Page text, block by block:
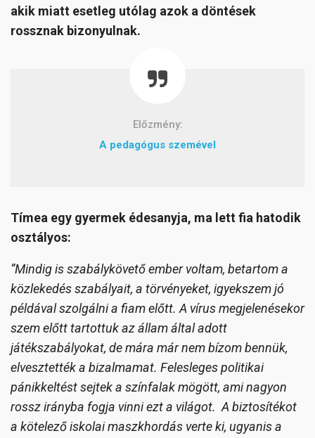
akik miatt esetleg utólag azok a döntések
rossznak bizonyulnak.
Előzmény:
A pedagógus szemével
Tímea egy gyermek édesanyja, ma lett fia hatodik
osztályos:
“Mindig is szabálykövető ember voltam, betartom a
közlekedés szabályait, a törvényeket, igyekszem jó
példával szolgálni a fiam előtt. A vírus megjelenésekor
szem előtt tartottuk az állam által adott
játékszabályokat, de mára már nem bízom bennük,
elvesztették a bizalmamat. Felesleges politikai
pánikkeltést sejtek a színfalak mögött, ami nagyon
rossz irányba fogja vinni ezt a világot. A biztosítékot
a kötelező iskolai maszkhordás verte ki, ugyanis a